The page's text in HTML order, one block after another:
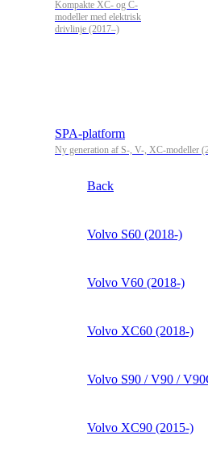
Kompakte XC- og C-
modeller med elektrisk
drivlinje (2017–)
SPA-platform
Ny generation af S-, V-, XC-modeller
Back
Volvo S60 (2018-)
Volvo V60 (2018-)
Volvo XC60 (2018-)
Volvo S90 / V90 /
Volvo XC90 (2015-)